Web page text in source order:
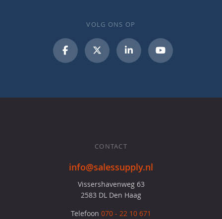
VOLG ONS OP
CONTACT
info@salessupply.nl
Vissershavenweg 63
2583 DL Den Haag
Telefoon 070 - 22 10 671